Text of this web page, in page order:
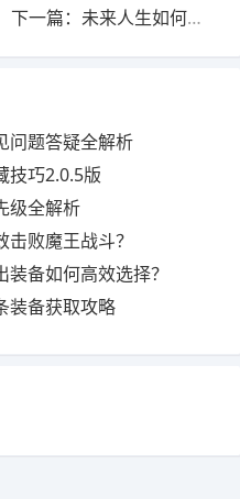
下一篇：未来人生如何攻略好友高魅力收藏角色……
问题答疑全解析
技巧2.0.5版
级全解析
败魔王战斗？
备如何高效选择？
装备获取攻略